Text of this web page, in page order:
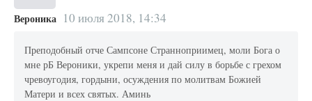
Вероника 10 июля 2018, 14:34
Преподобный отче Сампсоне Странноприимец, моли Бога о
мне рБ Вероники, укрепи меня и дай силу в борьбе с грехом
чревоугодия, гордыни, осуждения по молитвам Божией
Матери и всех святых. Аминь